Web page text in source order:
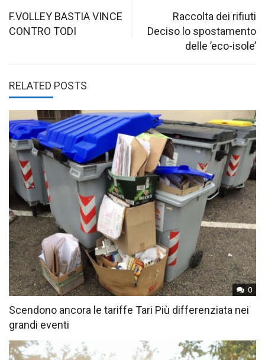
navigation
F.VOLLEY BASTIA VINCE
CONTRO TODI
Raccolta dei rifiuti
Deciso lo spostamento
delle ’eco-isole’
RELATED POSTS
0
Scendono ancora le tariffe Tari Più differenziata nei
grandi eventi